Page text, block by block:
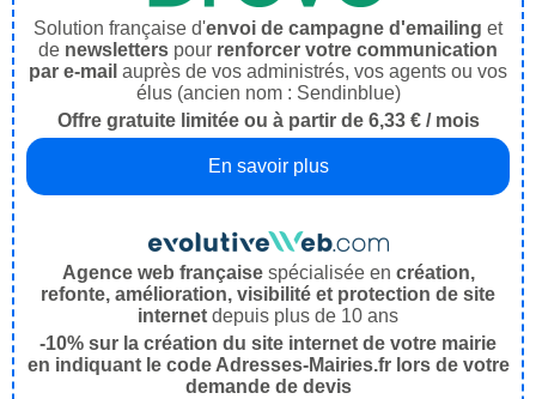
Solution française d'envoi de campagne d'emailing et
de newsletters pour renforcer votre communication
par e-mail auprès de vos administrés, vos agents ou vos
élus (ancien nom : Sendinblue)
Offre gratuite limitée ou à partir de 6,33 € / mois
En savoir plus
Agence web françaisespécialisée en création,
refonte, amélioration, visibilité et protection de site
internet depuis plus de 10 ans
-10% sur la création du site internet de votre mairie
en indiquant le code Adresses-Mairies.fr lors de votre
demande de devis